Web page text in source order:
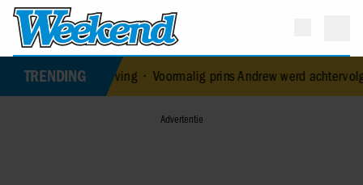
TRENDING
verloving •Voormalig prins Andrew werd achtervolgd door